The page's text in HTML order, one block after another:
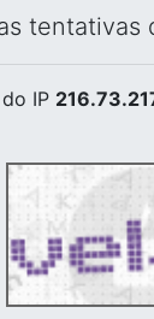
tentativas
do IP